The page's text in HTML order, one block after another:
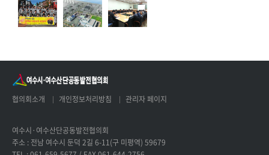
협의회소개 개인정보처리방침 관리자 페이지
여수시·여수산단공동발전협의회
주소 : 전남 여수시 둔덕 2길 6-11(구 미평역) 59679